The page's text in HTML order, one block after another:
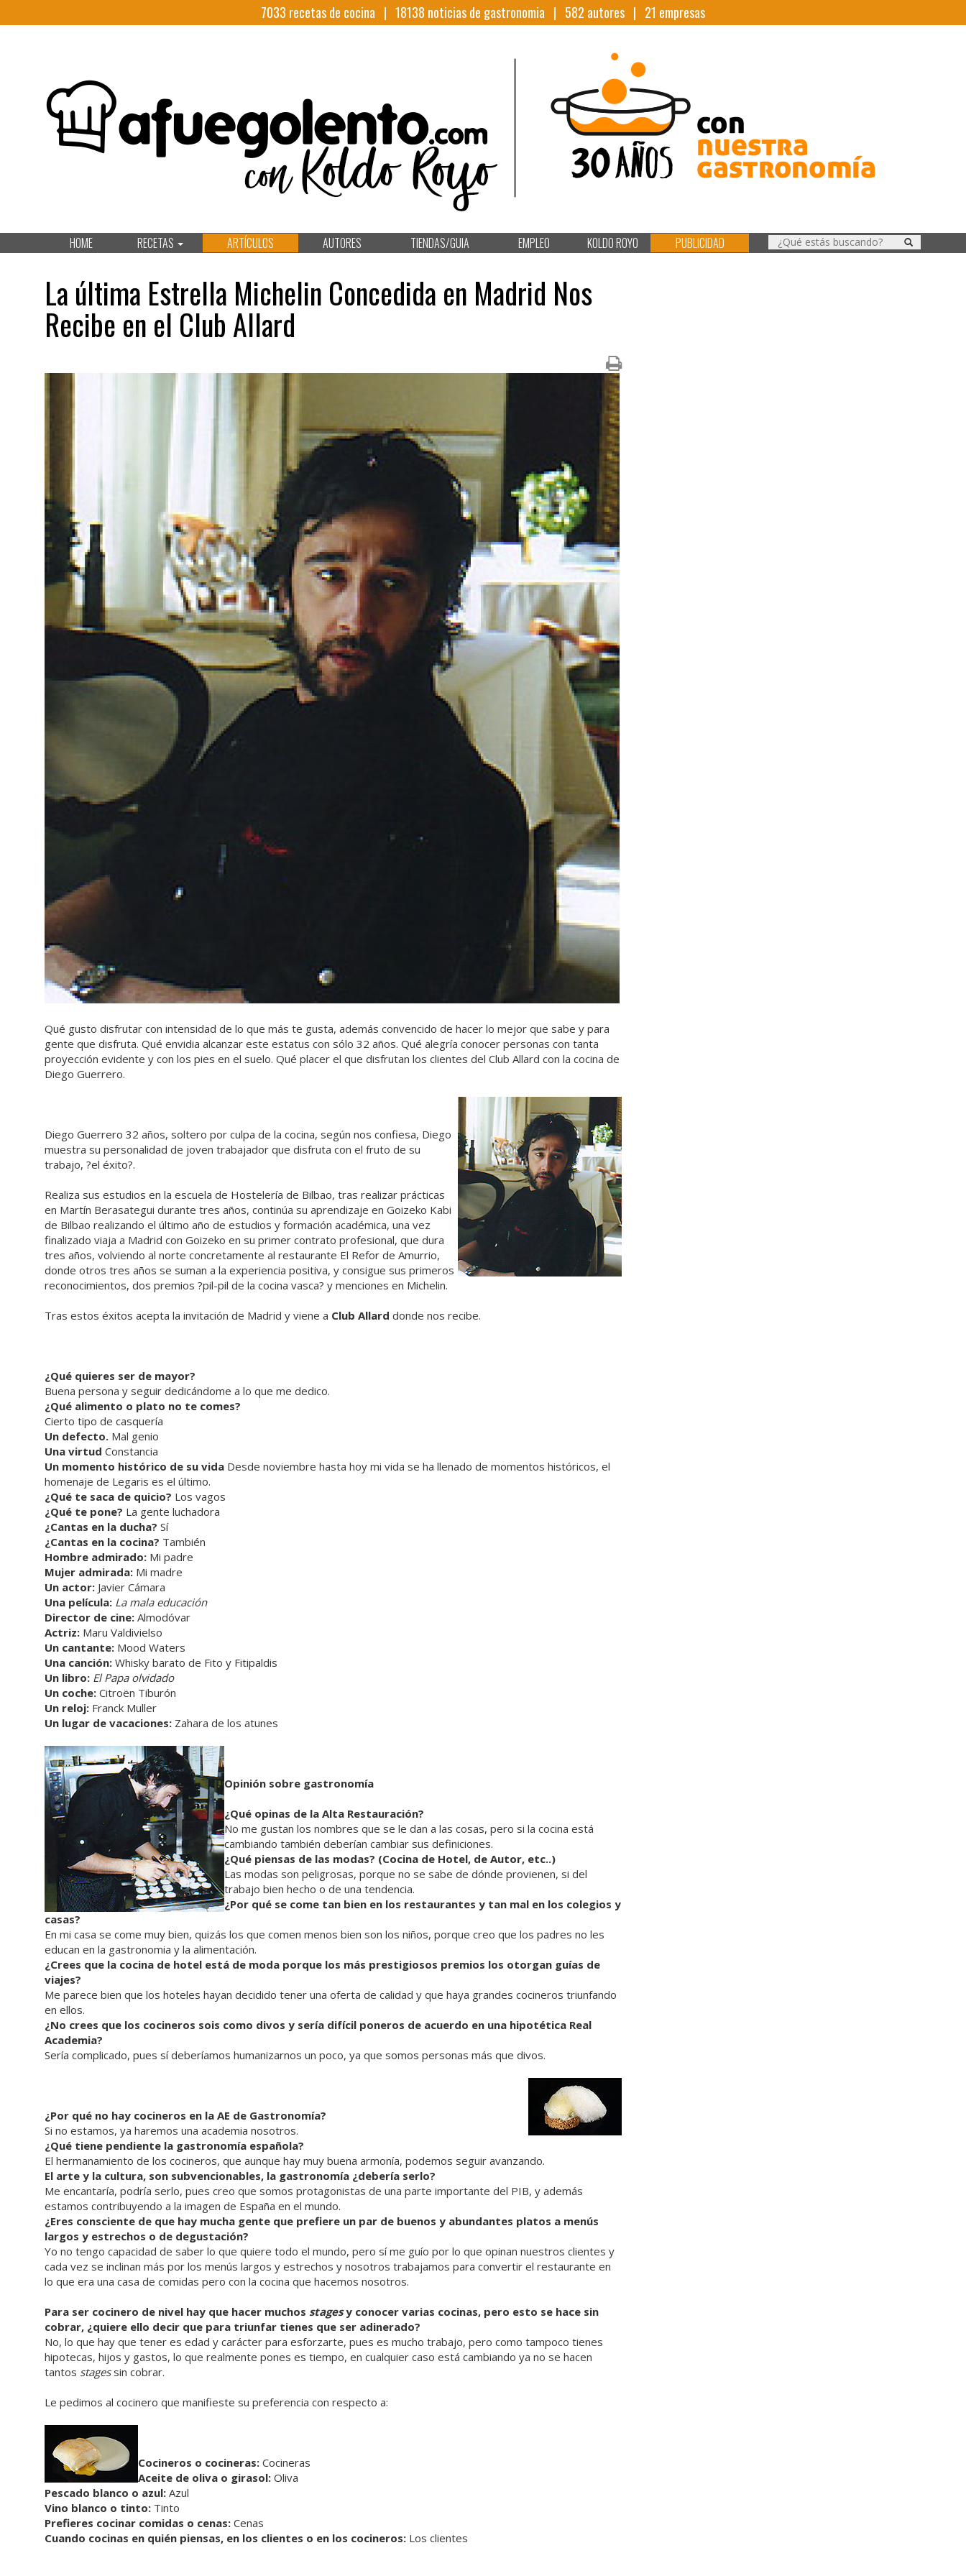
7033 recetas de cocina | 18138 noticias de gastronomia | 582 autores | 21 empresas
HOME RECETAS ARTÍCULOS AUTORES TIENDAS/GUIA EMPLEO KOLDO ROYO PUBLICIDAD
La última Estrella Michelin Concedida en Madrid Nos
Recibe en el Club Allard
Qué gusto disfrutar con intensidad de lo que más te gusta, además convencido de hacer lo mejor que sabe y para
gente que disfruta. Qué envidia alcanzar este estatus con sólo 32 años. Qué alegría conocer personas con tanta
proyección evidente y con los pies en el suelo. Qué placer el que disfrutan los clientes del Club Allard con la cocina de
Diego Guerrero.
Diego Guerrero 32 años, soltero por culpa de la cocina, según nos confiesa, Diego
muestra su personalidad de joven trabajador que disfruta con el fruto de su
trabajo, ?el éxito?.
Realiza sus estudios en la escuela de Hostelería de Bilbao, tras realizar prácticas
en Martín Berasategui durante tres años, continúa su aprendizaje en Goizeko Kabi
de Bilbao realizando el último año de estudios y formación académica, una vez
finalizado viaja a Madrid con Goizeko en su primer contrato profesional, que dura
tres años, volviendo al norte concretamente al restaurante El Refor de Amurrio,
donde otros tres años se suman a la experiencia positiva, y consigue sus primeros
reconocimientos, dos premios ?pil-pil de la cocina vasca? y menciones en Michelin.
Tras estos éxitos acepta la invitación de Madrid y viene a Club Allard donde nos recibe.
¿Qué quieres ser de mayor?
Buena persona y seguir dedicándome a lo que me dedico.
¿Qué alimento o plato no te comes?
Cierto tipo de casquería
Un defecto. Mal genio
Una virtud Constancia
Un momento histórico de su vida Desde noviembre hasta hoy mi vida se ha llenado de momentos históricos, el
homenaje de Legaris es el último.
¿Qué te saca de quicio? Los vagos
¿Qué te pone? La gente luchadora
¿Cantas en la ducha? Sí
¿Cantas en la cocina? También
Hombre admirado: Mi padre
Mujer admirada: Mi madre
Un actor: Javier Cámara
Una película: La mala educación
Director de cine: Almodóvar
Actriz: Maru Valdivielso
Un cantante: Mood Waters
Una canción: Whisky barato de Fito y Fitipaldis
Un libro: El Papa olvidado
Un coche: Citroën Tiburón
Un reloj: Franck Muller
Un lugar de vacaciones: Zahara de los atunes
Opinión sobre gastronomía
¿Qué opinas de la Alta Restauración?
No me gustan los nombres que se le dan a las cosas, pero si la cocina está
cambiando también deberían cambiar sus definiciones.
¿Qué piensas de las modas? (Cocina de Hotel, de Autor, etc..)
Las modas son peligrosas, porque no se sabe de dónde provienen, si del
trabajo bien hecho o de una tendencia.
¿Por qué se come tan bien en los restaurantes y tan mal en los colegios y
casas?
En mi casa se come muy bien, quizás los que comen menos bien son los niños, porque creo que los padres no les
educan en la gastronomia y la alimentación.
¿Crees que la cocina de hotel está de moda porque los más prestigiosos premios los otorgan guías de
viajes?
Me parece bien que los hoteles hayan decidido tener una oferta de calidad y que haya grandes cocineros triunfando
en ellos.
¿No crees que los cocineros sois como divos y sería difícil poneros de acuerdo en una hipotética Real
Academia?
Sería complicado, pues sí deberíamos humanizarnos un poco, ya que somos personas más que divos.
¿Por qué no hay cocineros en la AE de Gastronomía?
Si no estamos, ya haremos una academia nosotros.
¿Qué tiene pendiente la gastronomía española?
El hermanamiento de los cocineros, que aunque hay muy buena armonía, podemos seguir avanzando.
El arte y la cultura, son subvencionables, la gastronomía ¿debería serlo?
Me encantaría, podría serlo, pues creo que somos protagonistas de una parte importante del PIB, y además
estamos contribuyendo a la imagen de España en el mundo.
¿Eres consciente de que hay mucha gente que prefiere un par de buenos y abundantes platos a menús
largos y estrechos o de degustación?
Yo no tengo capacidad de saber lo que quiere todo el mundo, pero sí me guío por lo que opinan nuestros clientes y
cada vez se inclinan más por los menús largos y estrechos y nosotros trabajamos para convertir el restaurante en
lo que era una casa de comidas pero con la cocina que hacemos nosotros.
Para ser cocinero de nivel hay que hacer muchos stagesy conocer varias cocinas, pero esto se hace sin
cobrar, ¿quiere ello decir que para triunfar tienes que ser adinerado?
No, lo que hay que tener es edad y carácter para esforzarte, pues es mucho trabajo, pero como tampoco tienes
hipotecas, hijos y gastos, lo que realmente pones es tiempo, en cualquier caso está cambiando ya no se hacen
tantos stagessin cobrar.
Le pedimos al cocinero que manifieste su preferencia con respecto a:
Cocineros o cocineras: Cocineras
Aceite de oliva o girasol: Oliva
Pescado blanco o azul: Azul
Vino blanco o tinto: Tinto
Prefieres cocinar comidas o cenas: Cenas
Cuando cocinas en quién piensas, en los clientes o en los cocineros: Los clientes